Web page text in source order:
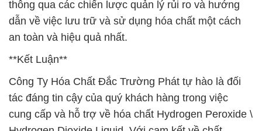
thông qua các chiến lược quản lý rủi ro và hướng
dẫn về việc lưu trữ và sử dụng hóa chất một cách
an toàn và hiệu quả nhất.
**Kết Luận**
Công Ty Hóa Chất Đắc Trường Phát tự hào là đối
tác đáng tin cậy của quý khách hàng trong việc
cung cấp và hỗ trợ về hóa chất Hydrogen Peroxide \